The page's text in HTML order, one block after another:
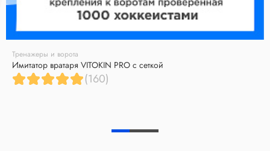
Тренажеры и ворота
Имитатор вратаря VITOKIN PRO с сеткой
(160)